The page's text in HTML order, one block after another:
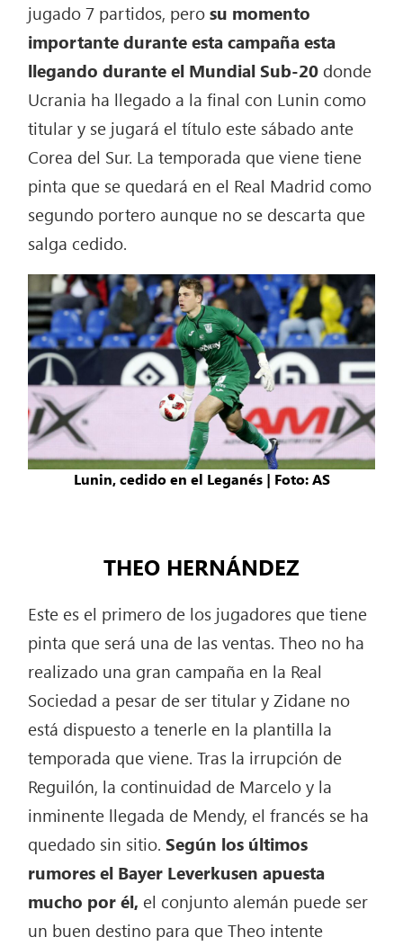
jugado 7 partidos, perosu momento
importante durante esta campaña esta
llegando durante el Mundial Sub-20 donde
Ucrania ha llegado a la final con Lunin como
titular y se jugará el título este sábado ante
Corea del Sur. La temporada que viene tiene
pinta que se quedará en el Real Madrid como
segundo portero aunque no se descarta que
salga cedido.
Lunin, cedido en el Leganés | Foto: AS
THEO HERNÁNDEZ
Este es el primero de los jugadores que tiene
pinta que será una de las ventas. Theo no ha
realizado una gran campaña en la Real
Sociedad a pesar de ser titular y Zidane no
está dispuesto a tenerle en la plantilla la
temporada que viene. Tras la irrupción de
Reguilón, la continuidad de Marcelo y la
inminente llegada de Mendy, el francés se ha
quedado sin sitio. Según los últimos
rumores el Bayer Leverkusen apuesta
mucho por él, el conjunto alemán puede ser
un buen destino para que Theo intente